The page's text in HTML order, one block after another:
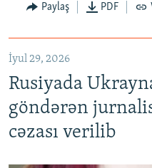
Paylaş PDF
İyul 29, 2026
Rusiyada
göndərən
cəzası verilib